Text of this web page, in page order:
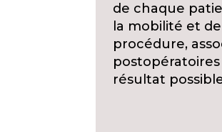
de chaque
la mobilité et
procédure,
résultat